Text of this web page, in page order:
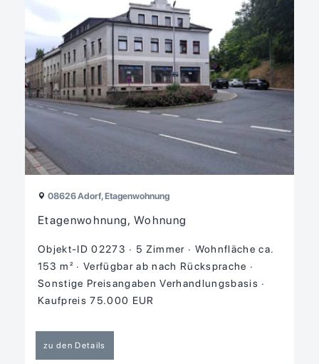
08626 Adorf, Etagenwohnung
Etagenwohnung, Wohnung
Objekt-ID 02273 5 Zimmer
Wohnfläche ca.
153 m²
Verfügbar ab nach Rücksprache
Sonstige Preisangaben Verhandlungsbasis
Kaufpreis 75.000 EUR
zu den Details